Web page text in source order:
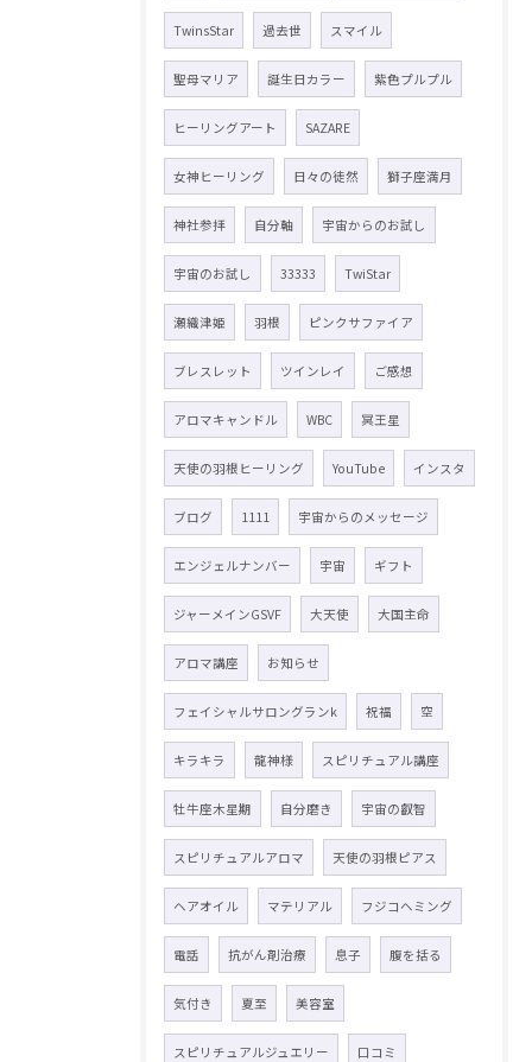
TwinsStar 過去世 スマイル
聖母マリア 誕生日カラー 紫色プルプル
ヒーリングアート SAZARE
女神ヒーリング 日々の徒然 獅子座満月
神社参拝 自分軸 宇宙からのお試し
宇宙のお試し 33333 TwiStar
瀬織津姫 羽根 ピンクサファイア
ブレスレット ツインレイ ご感想
アロマキャンドル WBC 冥王星
天使の羽根ヒーリング YouTube インスタ
ブログ 1111 宇宙からのメッセージ
エンジェルナンバー 宇宙 ギフト
ジャーメインGSVF 大天使 大国主命
アロマ講座 お知らせ
フェイシャルサロングランk 祝福 空
キラキラ 龍神様 スピリチュアル講座
牡牛座木星期 自分磨き 宇宙の叡智
スピリチュアルアロマ 天使の羽根ピアス
ヘアオイル マテリアル フジコヘミング
電話 抗がん剤治療 息子 腹を括る
気付き 夏至 美容室
スピリチュアルジュエリー 口コミ